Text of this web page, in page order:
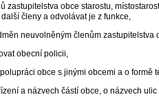
zastupitelstva obce starostu,
členy a odvolávat je z funkce,
neuvolněným členům zastupitelstva
obecní policii,
obce s jinými obcemi a o formě
a názvech částí obce, o názvech